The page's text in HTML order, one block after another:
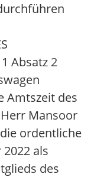
Absatz 2
Amtszeit des
Mansoor
ordentliche
als
des